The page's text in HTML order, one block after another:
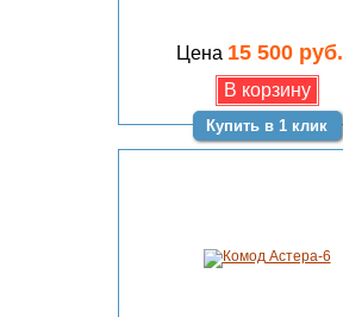
Цена 15 500 руб.
Купить в 1 клик